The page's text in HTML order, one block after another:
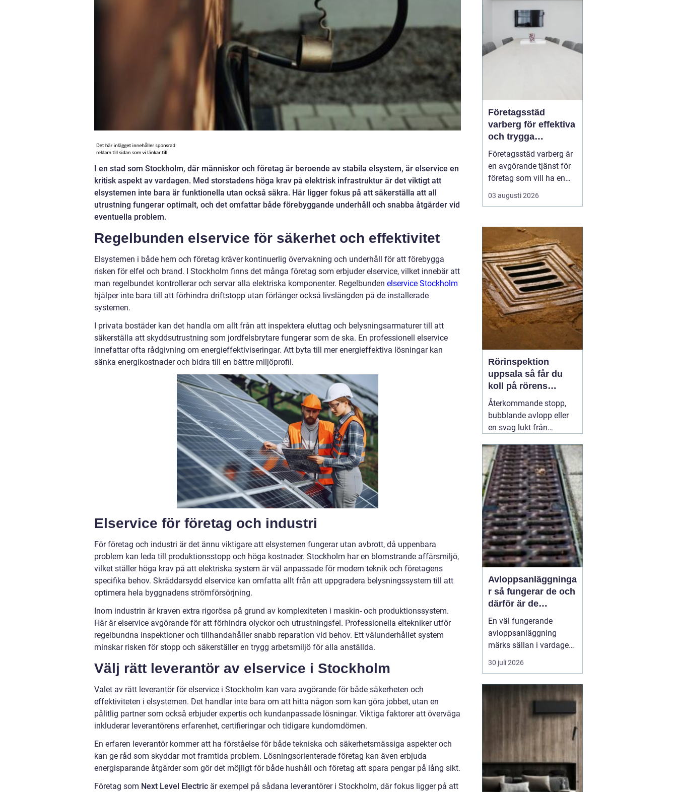
I en stad som Stockholm, där människor och företag är beroende av stabila elsystem, är elservice en
kritisk aspekt av vardagen. Med storstadens höga krav på elektrisk infrastruktur är det viktigt att
elsystemen inte bara är funktionella utan också säkra. Här ligger fokus på att säkerställa att all
utrustning fungerar optimalt, och det omfattar både förebyggande underhåll och snabba åtgärder vid
eventuella problem.
Regelbunden elservice för säkerhet och effektivitet
Elsystemen i både hem och företag kräver kontinuerlig övervakning och underhåll för att förebygga
risken för elfel och brand. I Stockholm finns det många företag som erbjuder elservice, vilket innebär att
man regelbundet kontrollerar och servar alla elektriska komponenter. Regelbunden elservice Stockholm
hjälper inte bara till att förhindra driftstopp utan förlänger också livslängden på de installerade
systemen.
I privata bostäder kan det handla om allt från att inspektera eluttag och belysningsarmaturer till att
säkerställa att skyddsutrustning som jordfelsbrytare fungerar som de ska. En professionell elservice
innefattar ofta rådgivning om energieffektiviseringar. Att byta till mer energieffektiva lösningar kan
sänka energikostnader och bidra till en bättre miljöprofil.
Elservice för företag och industri
För företag och industri är det ännu viktigare att elsystemen fungerar utan avbrott, då uppenbara
problem kan leda till produktionsstopp och höga kostnader. Stockholm har en blomstrande affärsmiljö,
vilket ställer höga krav på att elektriska system är väl anpassade för modern teknik och företagens
specifika behov. Skräddarsydd elservice kan omfatta allt från att uppgradera belysningssystem till att
optimera hela byggnadens strömförsörjning.
Inom industrin är kraven extra rigorösa på grund av komplexiteten i maskin- och produktionssystem.
Här är elservice avgörande för att förhindra olyckor och utrustningsfel. Professionella eltekniker utför
regelbundna inspektioner och tillhandahåller snabb reparation vid behov. Ett välunderhållet system
minskar risken för stopp och säkerställer en trygg arbetsmiljö för alla anställda.
Välj rätt leverantör av elservice i Stockholm
Valet av rätt leverantör för elservice i Stockholm kan vara avgörande för både säkerheten och
effektiviteten i elsystemen. Det handlar inte bara om att hitta någon som kan göra jobbet, utan en
pålitlig partner som också erbjuder expertis och kundanpassade lösningar. Viktiga faktorer att överväga
inkluderar leverantörens erfarenhet, certifieringar och tidigare kundomdömen.
En erfaren leverantör kommer att ha förståelse för både tekniska och säkerhetsmässiga aspekter och
kan ge råd som skyddar mot framtida problem. Lösningsorienterade företag kan även erbjuda
energisparande åtgärder som gör det möjligt för både hushåll och företag att spara pengar på lång sikt.
Företag som Next Level Electric är exempel på sådana leverantörer i Stockholm, där fokus ligger på att
hål och öppningar...
Företagsstäd
varberg för effektiva
och trygga
arbetsplatser
Företagsstäd varberg är
en avgörande tjänst för
företag som vill ha en
ren, trygg och
professionell
välstädad lokal skapar
inte bara ett bättre
intryck för kunder och
samarbetspartners, utan
påverkar även
medarbetarnas fokus,
hälsa oc...
03 augusti 2026
Rörinspektion
uppsala så får du
koll på rörens
verkliga skick
Återkommande stopp,
bubblande avlopp eller
en svag lukt från
som många ignorerar
lite för länge. Under ytan
kan rören redan vara
slitna, delvis igensatta
eller till och med
spruckna. Med en31 juli
2026
Avloppsanläggninga
r så fungerar de och
därför är de
viktigare än många
tror
En väl fungerande
avloppsanläggning
märks sällan i vardagen.
Toaletten spolas, vattnet
rinner undan och livet
varje spolning ligger ett
skyddar både hälsa och
avloppssystemet inte
fungerar syns pr...
30 juli 2026